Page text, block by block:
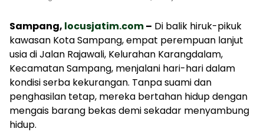
Sampang, locusjatim.com– Di balik hiruk-pikuk
kawasan Kota Sampang, empat perempuan lanjut
usia di Jalan Rajawali, Kelurahan Karangdalam,
Kecamatan Sampang, menjalani hari-hari dalam
kondisi serba kekurangan. Tanpa suami dan
penghasilan tetap, mereka bertahan hidup dengan
mengais barang bekas demi sekadar menyambung
hidup.